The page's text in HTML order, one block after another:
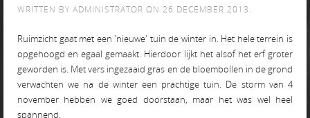
WRITTEN BY ADMINISTRATOR ON 26 DECEMBER 2013.
Ruimzicht gaat met een 'nieuwe' tuin de winter in. Het hele terrein is
opgehoogd en egaal gemaakt. Hierdoor lijkt het alsof het erf groter
geworden is. Met vers ingezaaid gras en de bloembollen in de grond
verwachten we na de winter een prachtige tuin. De storm van 4
november hebben we goed doorstaan, maar het was wel heel
spannend.